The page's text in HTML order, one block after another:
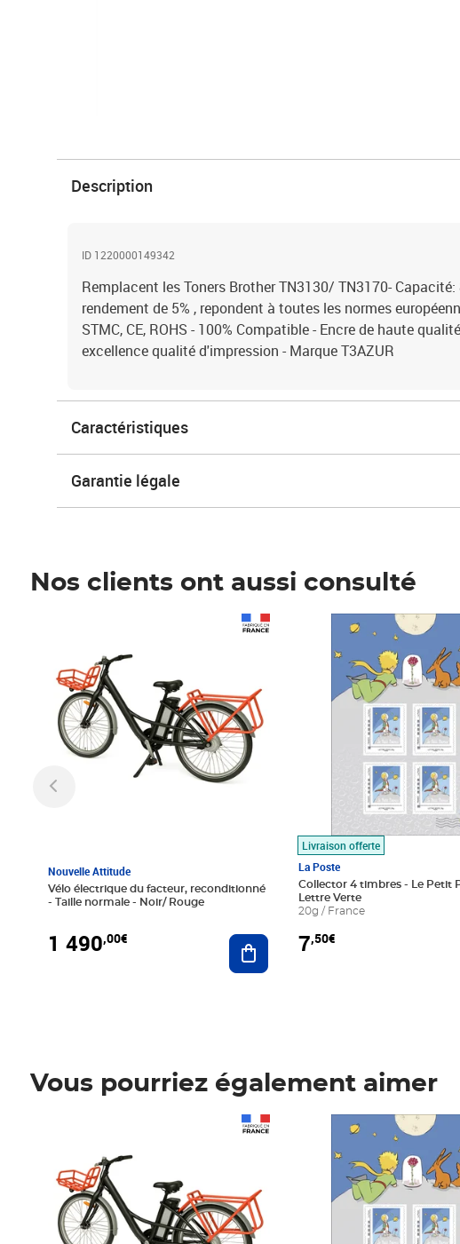
Description
ID 1220000149342
Remplacent les Toners Brother TN3130/ TN3170-
rendement de 5% , repondent à toutes les normes
STMC, CE, ROHS - 100% Compatible - Encre de haute
excellence qualité d'impression - Marque T3AZUR
Caractéristiques
Garantie légale
Nos clients ont aussi consulté
Nouvelle Attitude
Vélo électrique du facteur, reconditionné
- Taille normale - Noir/ Rouge
1 490,00€ Ajouter au panier
Livraison offerte
La Poste
Collector 4 timbres - Le Petit
Lettre Verte
20g / France
7,50€
Prix 7,50€
Vous pourriez également aimer
Prix 7,50€